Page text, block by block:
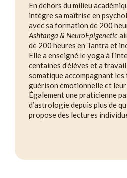
En dehors du milieu
intègre sa maîtrise en
avec sa formation de 200
Ashtanga & NeuroEpigenetic
de 200 heures en Tantra et
Elle a enseigné le yoga à
centaines d’élèves et a
somatique accompagnant les
guérison émotionnelle et
Également une praticienne
d’astrologie depuis plus de
propose des lectures